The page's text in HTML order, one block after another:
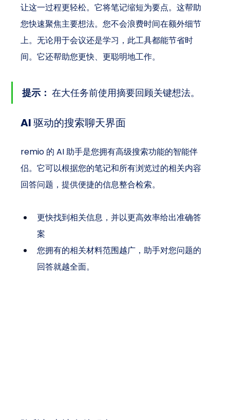
让这一过程更轻松。它将笔记缩短为要点。这帮助
您快速聚焦主要想法。您不会浪费时间在额外细节
上。无论用于会议还是学习，此工具都能节省时
间。它还帮助您更快、更聪明地工作。
提示： 在大任务前使用摘要回顾关键想法。
AI 驱动的搜索聊天界面
remio 的 AI 助手是您拥有高级搜索功能的智能伴
侣。它可以根据您的笔记和所有浏览过的相关内容
回答问题，提供便捷的信息整合检索。
更快找到相关信息，并以更高效率给出准确答
案
您拥有的相关材料范围越广，助手对您问题的
回答就越全面。